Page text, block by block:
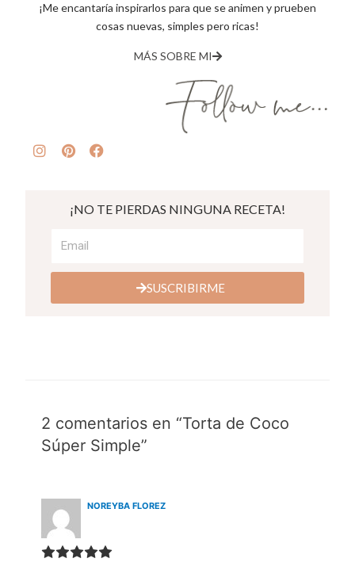
¡Me encantaría inspirarlos para que se animen y prueben
cosas nuevas, simples pero ricas!
MÁS SOBRE MI
¡NO TE PIERDAS NINGUNA RECETA!
SUSCRIBIRME
2 comentarios en “Torta de Coco
Súper Simple”
NOREYBA FLOREZ